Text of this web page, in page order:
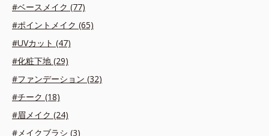
#ベースメイク (77)
#ポイントメイク (65)
#UVカット (47)
#化粧下地 (29)
#ファンデーション (32)
#チーク (18)
#眉メイク (24)
#メイクブラシ (3)